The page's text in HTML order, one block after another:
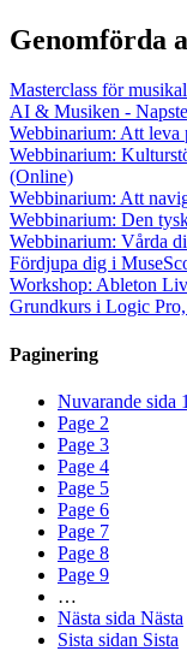
Genomförda
Masterclass för
AI & Musiken -
Webbinarium: Att leva
Webbinarium:
(Online)
Webbinarium: Att
Webbinarium: Den
Webbinarium: Vårda
Fördjupa dig i
Workshop: Ableton
Grundkurs i Logic
Paginering
Nuvarande sida 1
Page 2
Page 3
Page 4
Page 5
Page 6
Page 7
Page 8
Page 9
…
Nästa sida Nästa
Sista sidan Sista